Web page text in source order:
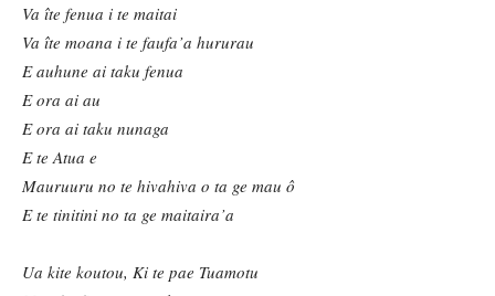
Va îte fenua i te maitai
Va îte moana i te faufa’a hururau
E auhune ai taku fenua
E ora ai au
E ora ai taku nunaga
E te Atua e
Mauruuru no te hivahiva o ta ge mau ô
E te tinitini no ta ge maitaira’a
Ua kite koutou, Ki te pae Tuamotu